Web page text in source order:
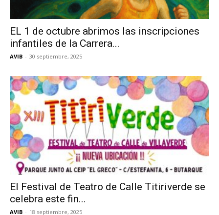
EL 1 de octubre abrimos las inscripciones
infantiles de la Carrera...
AVIB - 30 septiembre, 2025
El Festival de Teatro de Calle Titiriverde se
celebra este fin...
AVIB - 18 septiembre, 2025